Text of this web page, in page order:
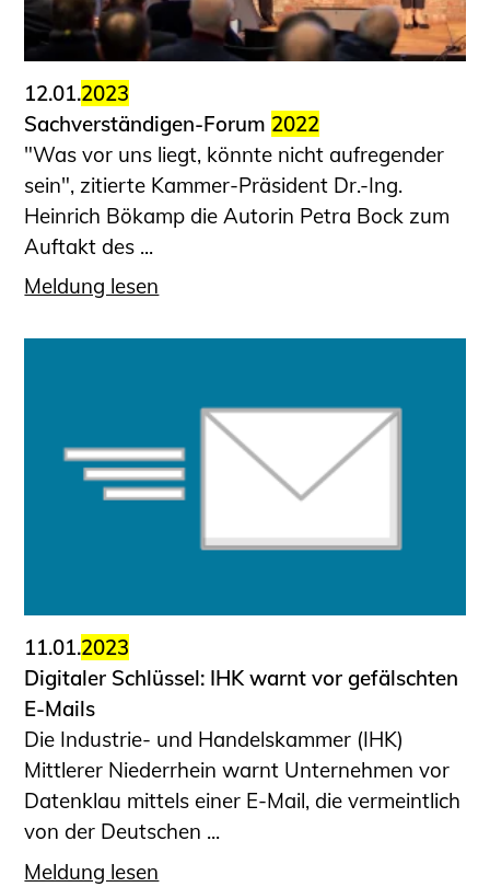
12.01.2023
Sachverständigen-Forum 2022
"Was vor uns liegt, könnte nicht aufregender
sein", zitierte Kammer-Präsident Dr.-Ing.
Heinrich Bökamp die Autorin Petra Bock zum
Auftakt des ...
Meldung lesen
11.01.2023
Digitaler Schlüssel: IHK warnt vor gefälschten
E-Mails
Die Industrie- und Handelskammer (IHK)
Mittlerer Niederrhein warnt Unternehmen vor
Datenklau mittels einer E-Mail, die vermeintlich
von der Deutschen ...
Meldung lesen